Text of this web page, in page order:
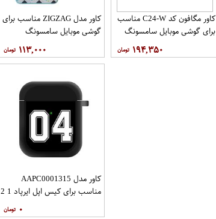
کاور مگافون کد C24-W مناسب
برای گوشی موبایل سامسونگ
۱۹۴,۳۵۰
کاور مدل ZIGZAG مناسب برای
گوشی موبایل سامسونگ
Galaxy A72 به همراه پایه
نگهدارنده
۱۱۳,۰۰۰
کاور مدل AAPC0001315
مناسب برای کیس اپل ایرپاد 1 2
۰